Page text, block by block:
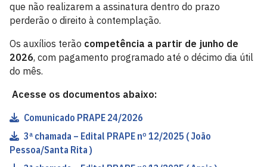
que não realizarem a assinatura dentro do prazo
perderão o direito à contemplação.
Os auxílios terão competência a partir de junho de
2026, com pagamento programado até o décimo dia útil
do mês.
Acesse os documentos abaixo:
Comunicado PRAPE 24/2026
3ª chamada – Edital PRAPE nº 12/2025 ( João
Pessoa/Santa Rita )